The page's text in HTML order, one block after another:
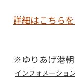
詳細はこちらを
※ゆりあげ港
インフォメーション